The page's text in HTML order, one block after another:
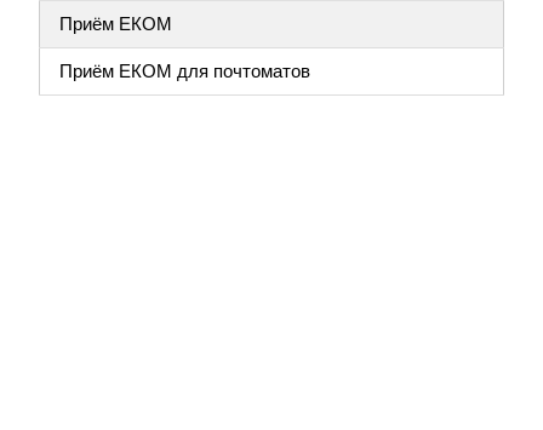
Приём ЕКОМ
Приём ЕКОМ для почтоматов